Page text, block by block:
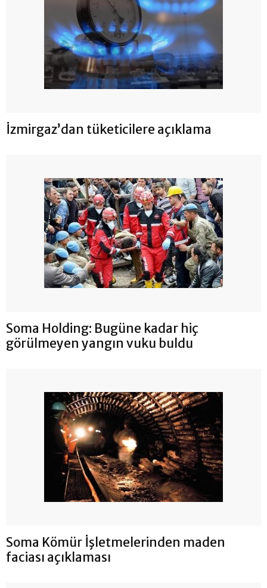
İzmirgaz’dan tüketicilere açıklama
Soma Holding: Bugüne kadar hiç
görülmeyen yangın vuku buldu
Soma Kömür İşletmelerinden maden
faciası açıklaması